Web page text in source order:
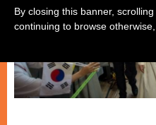
By closing this banner,
continuing to browse